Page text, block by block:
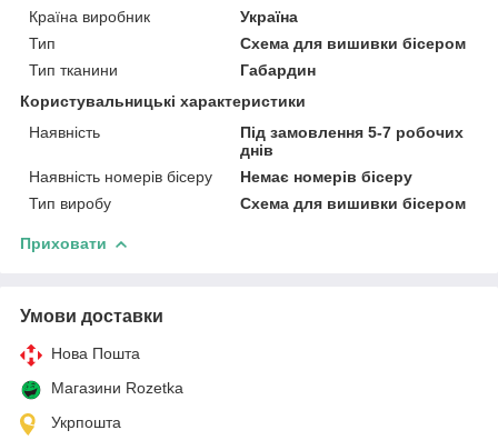
Країна виробник
Україна
Тип
Схема для вишивки бісером
Тип тканини
Габардин
Користувальницькі характеристики
Наявність
Під замовлення 5-7 робочих
днів
Наявність номерів бісеру
Немає номерів бісеру
Тип виробу
Схема для вишивки бісером
Приховати
Умови доставки
Нова Пошта
Магазини Rozetka
Укрпошта